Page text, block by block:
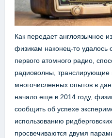
Как передает англоязычное
физикам наконец-то удалось
первого атомного радио,
радиоволны, транслирующие
многочисленных опытов в
начало еще в 2014 году,
сообщить об успехе
использованию
просвечиваются двумя